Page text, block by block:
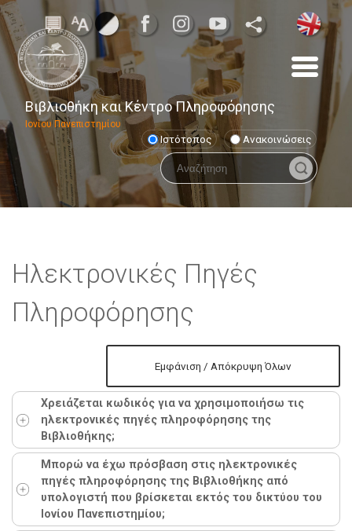
Βιβλιοθήκη και Κέντρο Πληροφόρησης
Ιονίου Πανεπιστημίου
Ιστότοπος Ανακοινώσεις
Ηλεκτρονικές Πηγές
Πληροφόρησης
Εμφάνιση / Απόκρυψη Όλων
Χρειάζεται κωδικός για να χρησιμοποιήσω τις
ηλεκτρονικές πηγές πληροφόρησης της
Βιβλιοθήκης;
Μπορώ να έχω πρόσβαση στις ηλεκτρονικές
πηγές πληροφόρησης της Βιβλιοθήκης από
υπολογιστή που βρίσκεται εκτός του δικτύου του
Ιονίου Πανεπιστημίου;